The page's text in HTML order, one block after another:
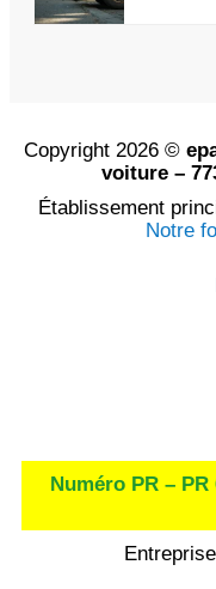
Copyright 2026 ©
voiture –
Établissement
Notre
Numéro PR – PR